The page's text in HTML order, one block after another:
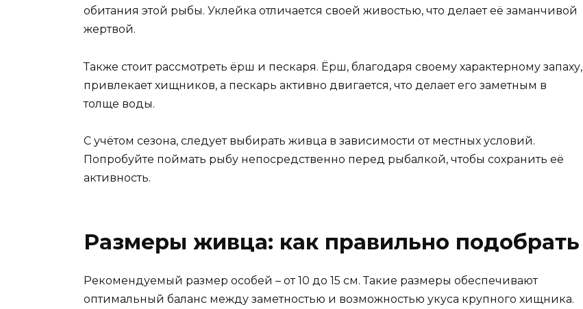
обитания этой рыбы. Уклейка отличается своей живостью, что делает её заманчивой
жертвой.
Также стоит рассмотреть ёрш и пескаря. Ёрш, благодаря своему характерному запаху,
привлекает хищников, а пескарь активно двигается, что делает его заметным в
толще воды.
С учётом сезона, следует выбирать живца в зависимости от местных условий.
Попробуйте поймать рыбу непосредственно перед рыбалкой, чтобы сохранить её
активность.
Размеры живца: как правильно подобрать
Рекомендуемый размер особей – от 10 до 15 см. Такие размеры обеспечивают
оптимальный баланс между заметностью и возможностью укуса крупного хищника.